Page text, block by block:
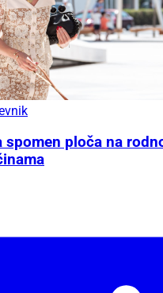
spomen ploča na